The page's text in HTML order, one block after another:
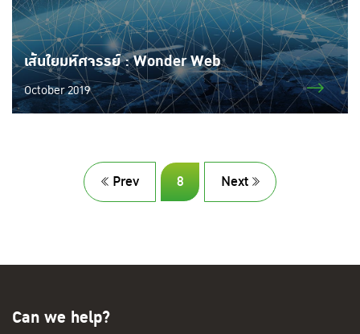
เส้นใยมหัศจรรย์ : Wonder Web
October 2019
Prev 8 Next
Can we help?